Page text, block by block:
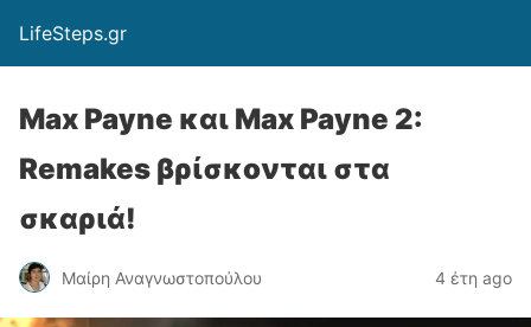
LifeSteps.gr
Max Payne και Max Payne 2:
Remakes βρίσκονται στα
σκαριά!
Μαίρη Αναγνωστοπούλου 4 έτη ago